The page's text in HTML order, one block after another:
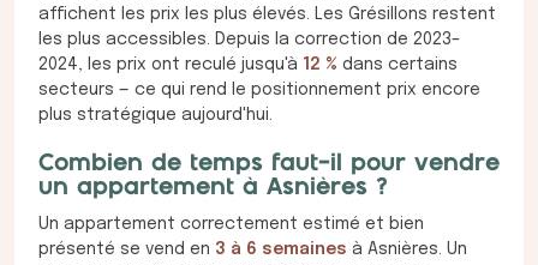
affichent les prix les plus élevés. Les Grésillons restent
les plus accessibles. Depuis la correction de 2023–
2024, les prix ont reculé jusqu'à 12 % dans certains
secteurs — ce qui rend le positionnement prix encore
plus stratégique aujourd'hui.
Combien de temps faut-il pour vendre
un appartement à Asnières ?
Un appartement correctement estimé et bien
présenté se vend en 3 à 6 semaines à Asnières. Un